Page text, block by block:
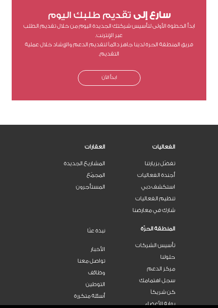
سارع إلى تقديم طلبك اليوم
ابدأ الخطوة الأولى لتأسيس شركتك الجديدة اليوم من خلال تقديم الطلب
عبر الإنترنت.
فريق المنطقة الحرة لدينا جاهز دائماً لتقديم الدعم والإرشاد خلال عملية
التقديم.
ابدأ الآن
الفعاليات
تفضّل بزيارتنا
أجندة الفعاليات
استكشف دبي
تنظيم الفعاليات
شارك في معارضنا
العقارات
المشاريع الجديدة
المجمّع
المستأجرون
المنطقة الحرّة
تأسيس الشركات
حلولنا
مركز الدعم
سجل اهتمامك
كن شريكاً
بوابة الأعضاء
نبذة عنّا
الأخبار
تواصل معنا
وظائف
التوطين
أسئلة متكررة